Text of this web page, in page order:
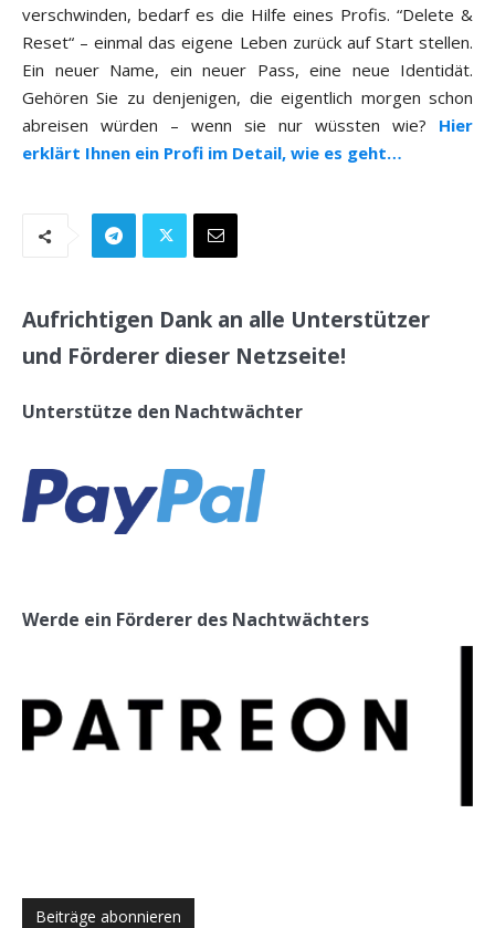
verschwinden, bedarf es die Hilfe eines Profis. “Delete &
Reset“ – einmal das eigene Leben zurück auf Start stellen.
Ein neuer Name, ein neuer Pass, eine neue Identidät.
Gehören Sie zu denjenigen, die eigentlich morgen schon
abreisen würden – wenn sie nur wüssten wie? Hier
erklärt Ihnen ein Profi im Detail, wie es geht…
Aufrichtigen Dank an alle Unterstützer
und Förderer dieser Netzseite!
Unterstütze den Nachtwächter
Werde ein Förderer des Nachtwächters
Beiträge abonnieren